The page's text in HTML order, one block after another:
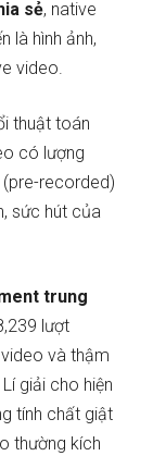
sẻ, native
là hình ảnh,
video.
thuật toán
có lượng
recorded)
sức hút của
trung
lượt
và thậm
giải cho hiện
tính chất giật
thường kích